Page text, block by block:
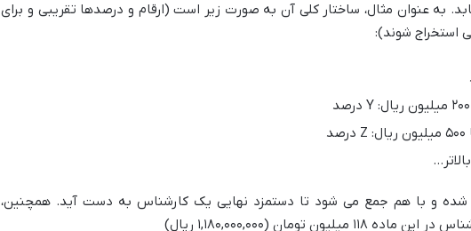
به عنوان مثال، ساختار کلی آن به صورت زیر است (ارقام و درصدها تقریبی و برای
استخراج شوند):
شده و با هم جمع می شود تا دستمزد نهایی یک کارشناس به دست آید. همچنین،
تومان (۱,۱۸۰,۰۰۰,۰۰۰ ریال)